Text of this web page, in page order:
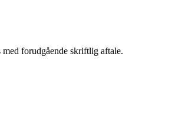
forudgående skriftlig aftale.